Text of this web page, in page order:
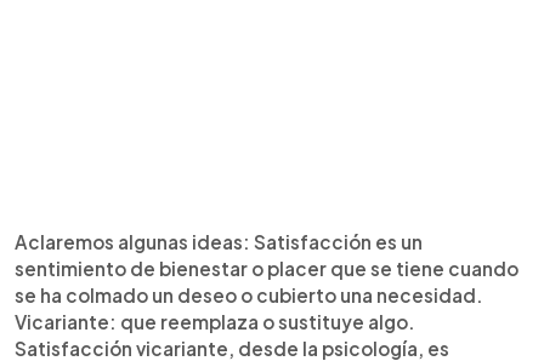
Aclaremos algunas ideas: Satisfacción es un
sentimiento de bienestar o placer que se tiene cuando
se ha colmado un deseo o cubierto una necesidad.
Vicariante: que reemplaza o sustituye algo.
Satisfacción vicariante, desde la psicología, es